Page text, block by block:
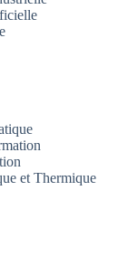
et Thermique